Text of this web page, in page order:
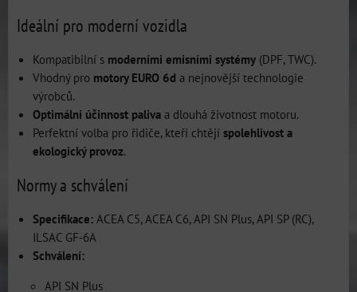
Ideální pro moderní vozidla
Kompatibilní s moderními emisními systémy (DPF, TWC).
Vhodný pro motory EURO 6d a nejnovější technologie
výrobců.
Optimální účinnost paliva a dlouhá životnost motoru.
Perfektní volba pro řidiče, kteří chtějí spolehlivost a
ekologický provoz.
Normy a schválení
Specifikace: ACEA C5, ACEA C6, API SN Plus, API SP (RC),
ILSAC GF-6A
Schválení:
API SN Plus